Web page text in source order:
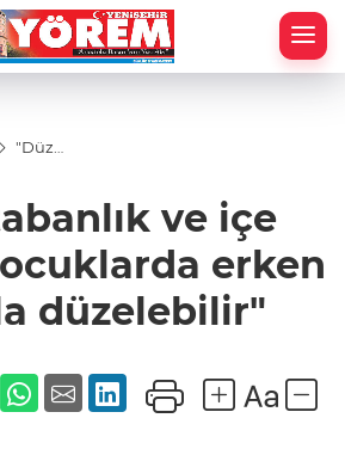
"Düz
çocuklarda
erken
düzelebilir"
ve içe
erken
düzelebilir"